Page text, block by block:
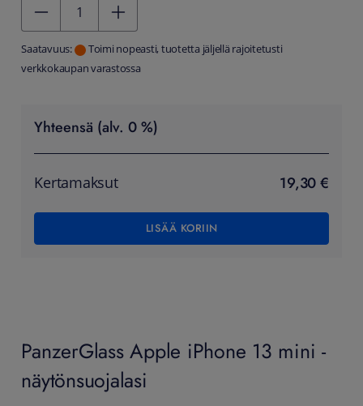
Saatavuus:
Toimi nopeasti, tuotetta jäljellä rajoitetusti
verkkokaupan varastossa
Yhteensä (alv. 0 %)
Kertamaksut 19,30 €
LISÄÄ KORIIN
PanzerGlass Apple iPhone 13 mini -
näytönsuojalasi